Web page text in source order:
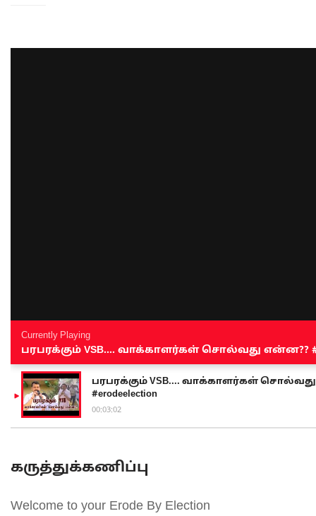
Currently Playing
பரபரக்கும் VSB.... வாக்காளர்கள் சொல்வது என்ன??
பரபரக்கும் VSB.... வாக்காளர்கள் சொல்வது
#erodeelection
00:03:02
கருத்துக்கணிப்பு
Welcome to your Erode By Election